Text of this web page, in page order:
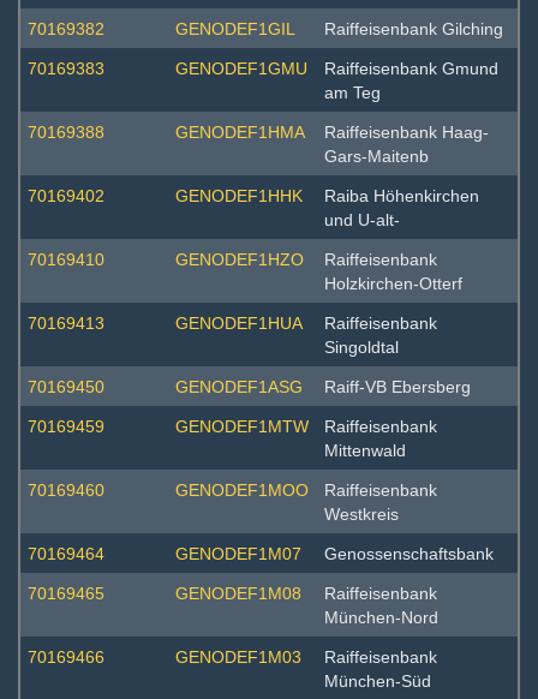
70169382 GENODEF1GIL Raiffeisenbank Gilching
70169383 GENODEF1GMU
Raiffeisenbank Gmund
am Teg
70169388 GENODEF1HMA
Raiffeisenbank Haag-
Gars-Maitenb
70169402 GENODEF1HHK
Raiba Höhenkirchen
und U-alt-
70169410 GENODEF1HZO
Raiffeisenbank
Holzkirchen-Otterf
70169413 GENODEF1HUA
Raiffeisenbank
Singoldtal
70169450 GENODEF1ASG Raiff-VB Ebersberg
70169459 GENODEF1MTW
Raiffeisenbank
Mittenwald
70169460 GENODEF1MOO
Raiffeisenbank
Westkreis
70169464 GENODEF1M07 Genossenschaftsbank
70169465 GENODEF1M08
Raiffeisenbank
München-Nord
70169466 GENODEF1M03
Raiffeisenbank
München-Süd